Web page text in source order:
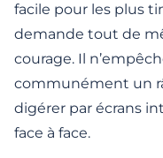
facile pour les plus
demande tout de
courage. Il
communément un
digérer par écrans
face à face.